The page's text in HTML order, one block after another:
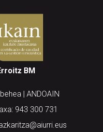
BM
| ANDOAIN
943 300 731